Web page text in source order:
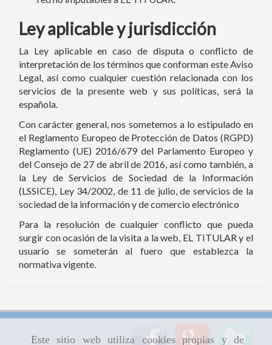
Este sitio web utiliza cookies propias y de
Ley aplicable y jurisdicción
La Ley aplicable en caso de disputa o conflicto de
interpretación de los términos que conforman este Aviso
Legal, así como cualquier cuestión relacionada con los
servicios de la presente web y sus políticas, será la
española.
Con carácter general, nos sometemos a lo estipulado en
el Reglamento Europeo de Protección de Datos (RGPD)
Reglamento (UE) 2016/679 del Parlamento Europeo y
del Consejo de 27 de abril de 2016, así como también, a
la Ley de Servicios de Sociedad de la Información
(LSSICE), Ley 34/2002, de 11 de julio, de servicios de la
sociedad de la información y de comercio electrónico
Para la resolución de cualquier conflicto que pueda
surgir con ocasión de la visita a la web, EL TITULAR y el
usuario se someterán al fuero que establezca la
normativa vigente.